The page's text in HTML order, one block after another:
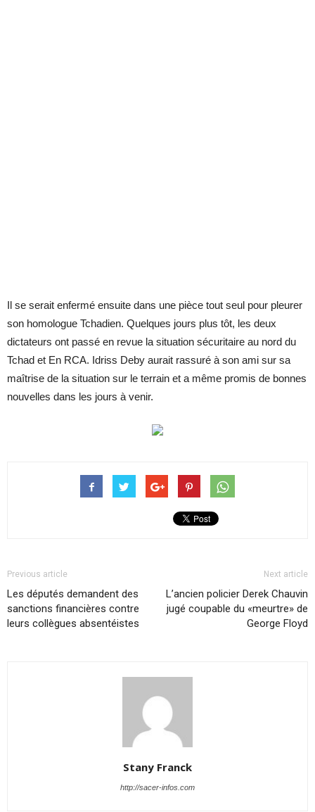
Il se serait enfermé ensuite dans une pièce tout seul pour pleurer
son homologue Tchadien. Quelques jours plus tôt, les deux
dictateurs ont passé en revue la situation sécuritaire au nord du
Tchad et En RCA. Idriss Deby aurait rassuré à son ami sur sa
maîtrise de la situation sur le terrain et a même promis de bonnes
nouvelles dans les jours à venir.
Previous article
Les députés demandent des
sanctions financières contre
leurs collègues absentéistes
Next article
L’ancien policier Derek Chauvin
jugé coupable du «meurtre» de
George Floyd
Stany Franck
http://sacer-infos.com